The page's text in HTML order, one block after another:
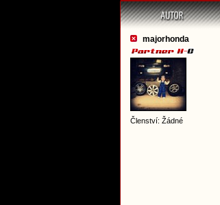
majorhonda
Členství: Žádné